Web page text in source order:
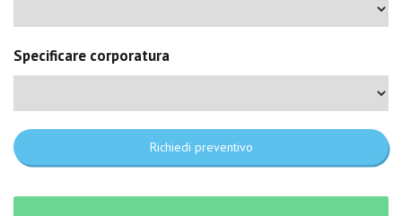
Specificare corporatura
Richiedi preventivo